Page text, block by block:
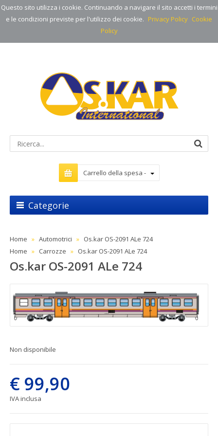
Questo sito utilizza i cookie. Continuando a navigare il sito accetti i termini
e le condizioni previste per l'utilizzo dei cookie. Privacy Policy Cookie
Policy
Carrello della spesa -
Categorie
Home Automotrici
Os.kar OS-2091 ALe 724
Home
Carrozze Os.kar OS-2091 ALe 724
Os.kar OS-2091 ALe 724
Non disponibile
€ 99,90
IVA inclusa